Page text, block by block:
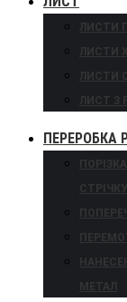
ЛИСТИ
ЛИСТИ
ЛИСТИ
ЛИСТ З
ПЕРЕРОБКА
СТРІЧКУ
МЕТАЛ